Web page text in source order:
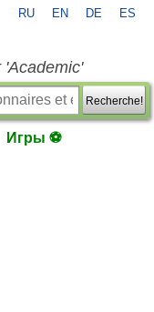
RU EN DE ES
'Academic'
Recherche!
Игры ⚽